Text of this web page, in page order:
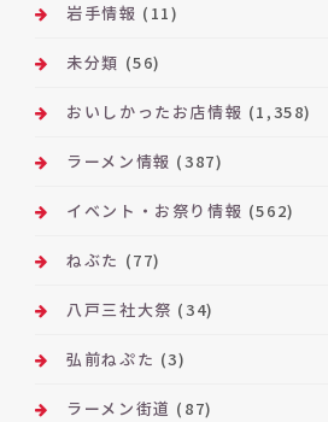
ブ
岩手情報 (11)
未分類 (56)
おいしかったお店情報 (1,358)
ラーメン情報 (387)
イベント・お祭り情報 (562)
ねぶた (77)
八戸三社大祭 (34)
弘前ねぷた (3)
ラーメン街道 (87)